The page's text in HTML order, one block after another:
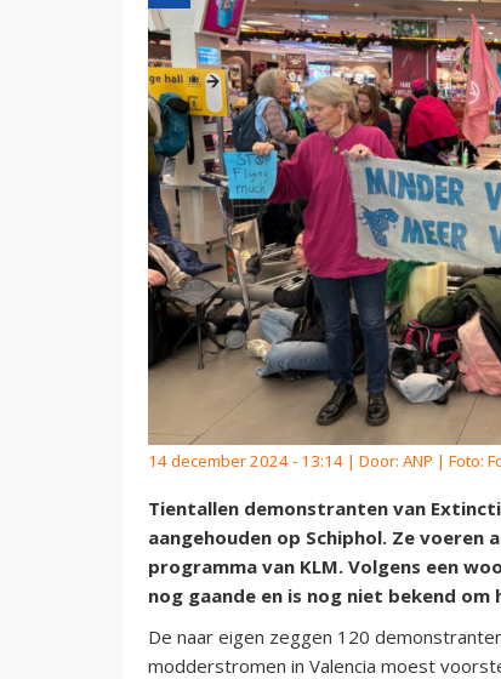
14 december 2024 - 13:14 | Door: ANP | Foto:
Tientallen demonstranten van
aangehouden op Schiphol. Ze
programma van KLM. Volgens een
nog gaande en is nog niet bekend
De naar eigen zeggen 120
modderstromen in Valencia moest